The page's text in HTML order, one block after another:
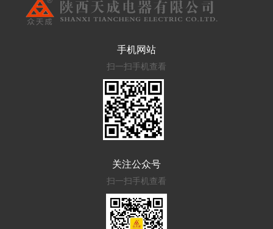
手机网站
扫一扫手机查看
关注公众号
扫一扫手机查看